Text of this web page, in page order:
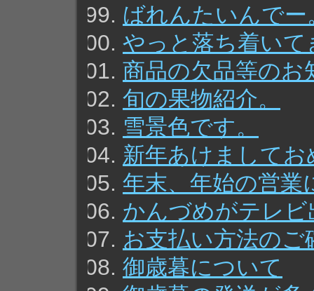
ばれんたいんでー
やっと落ち着いて
商品の欠品等のお
旬の果物紹介。
雪景色です。
新年あけまして
年末、年始の営業
かんづめがテレ
お支払い方法のご
御歳暮について